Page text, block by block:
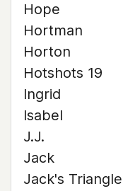
Hope
Hortman
Horton
Hotshots 19
Ingrid
Isabel
J.J.
Jack
Jack's Triangle